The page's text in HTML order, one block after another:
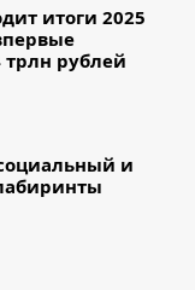
итоги 2025
рублей
и